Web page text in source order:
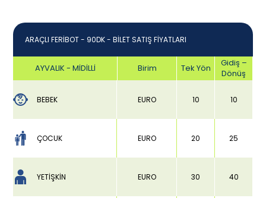
ARAÇLI FERİBOT - 90DK - BİLET SATIŞ FİYATLARI
AYVALIK - MİDİLLİ Birim Tek Yön
Gidiş –
Dönüş
BEBEK EURO 10 10
ÇOCUK EURO 20 25
YETİŞKİN EURO 30 40